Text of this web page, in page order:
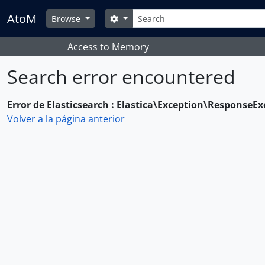
Skip to main content
AtoM Browse Búsqueda
Opciones de búsqueda
Access to Memory
Search error encountered
Error de Elasticsearch :
Volver a la página anterior